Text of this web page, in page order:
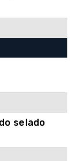
selado